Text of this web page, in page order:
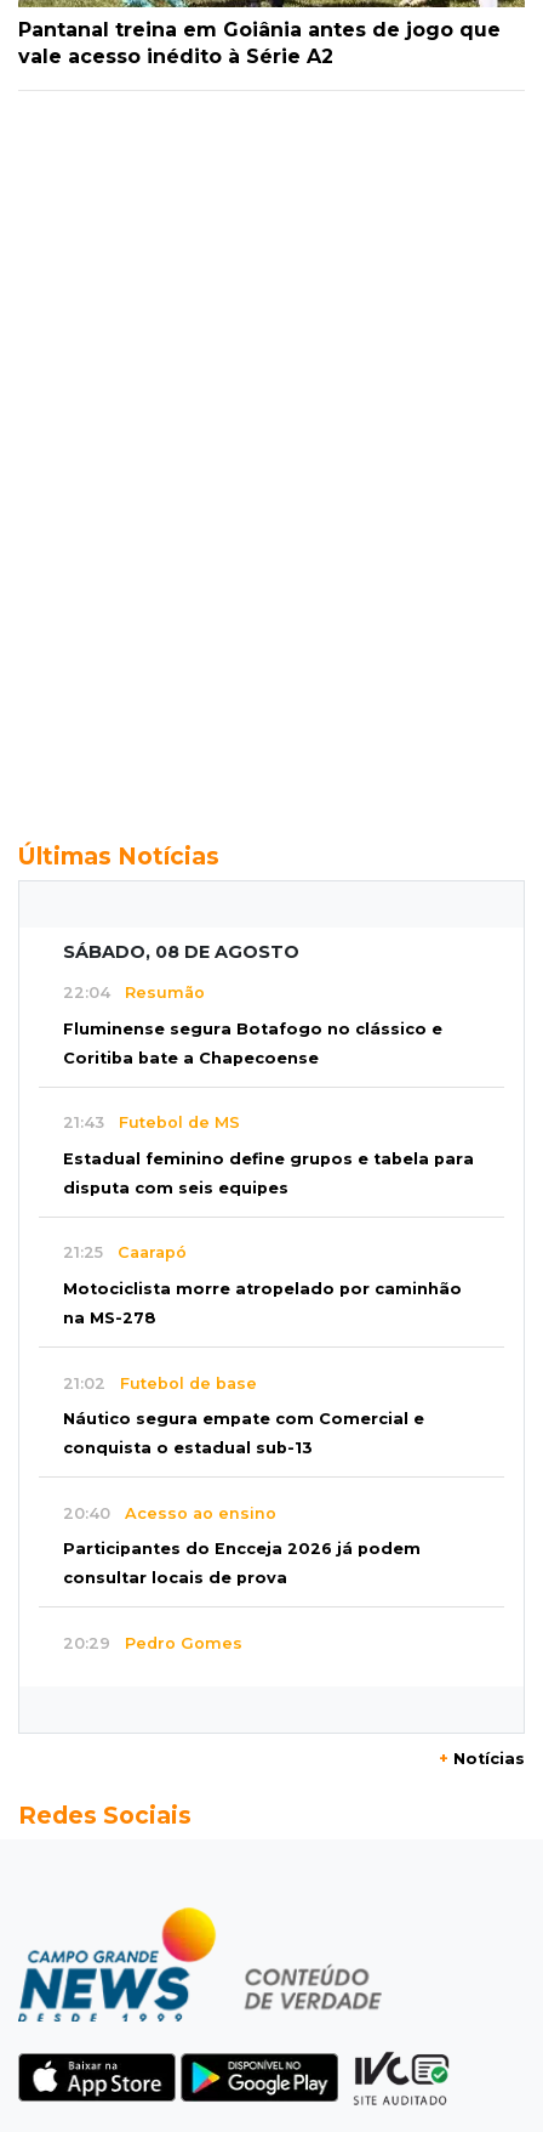
Pantanal treina em Goiânia antes de jogo que
vale acesso inédito à Série A2
Últimas Notícias
SÁBADO, 08 DE AGOSTO
22:04 Resumão
Fluminense segura Botafogo no clássico e
Coritiba bate a Chapecoense
21:43 Futebol de MS
Estadual feminino define grupos e tabela para
disputa com seis equipes
21:25 Caarapó
Motociclista morre atropelado por caminhão
na MS-278
21:02 Futebol de base
Náutico segura empate com Comercial e
conquista o estadual sub-13
20:40 Acesso ao ensino
Participantes do Encceja 2026 já podem
consultar locais de prova
20:29 Pedro Gomes
Pantanal treina em Goiânia antes de jogo que
Campeonato Brasileiro
Remo busca empate com Atlético-MG e segue
na zona de rebaixamento
Defesa diz que preso suspeito de sequestro
só emprestou casa a conhecido
+ Notícias
Redes Sociais